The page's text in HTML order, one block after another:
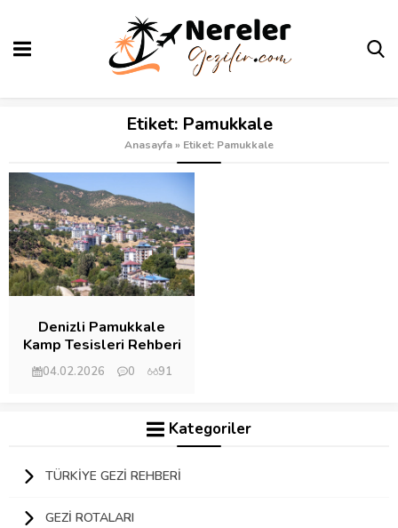
Etiket: Pamukkale
Anasayfa» Etiket: Pamukkale
Denizli Pamukkale
Kamp Tesisleri Rehberi
04.02.2026 0 91
Kategoriler
TÜRKIYE GEZI REHBERI
GEZI ROTALARI